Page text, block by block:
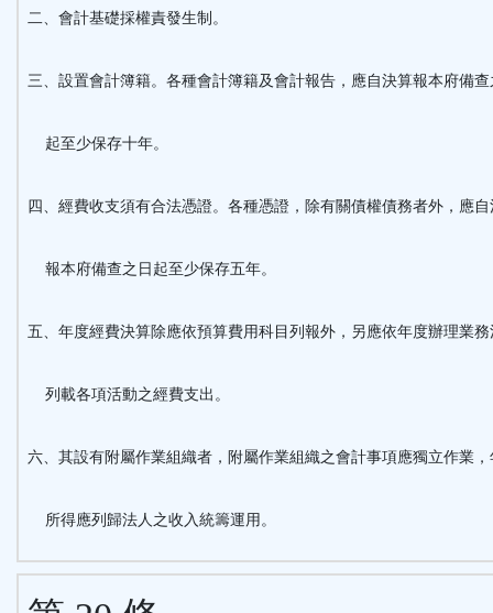
二、會計基礎採權責發生制。
三、設置會計簿籍。各種會計簿籍及會計報告，應自決算報本府備查
起至少保存十年。
四、經費收支須有合法憑證。各種憑證，除有關債權債務者外，應自
報本府備查之日起至少保存五年。
五、年度經費決算除應依預算費用科目列報外，另應依年度辦理業務
列載各項活動之經費支出。
六、其設有附屬作業組織者，附屬作業組織之會計事項應獨立作業，
所得應列歸法人之收入統籌運用。